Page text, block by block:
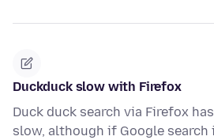
Duckduck slow with Firefox
Duck duck search via Firefox
slow, although if Google search